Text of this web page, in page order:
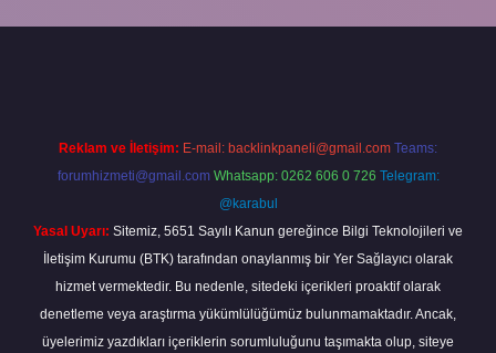
Reklam ve İletişim: E-mail: backlinkpaneli@gmail.com Teams:
forumhizmeti@gmail.com Whatsapp: 0262 606 0 726 Telegram:
@karabul
Yasal Uyarı: Sitemiz, 5651 Sayılı Kanun gereğince Bilgi Teknolojileri ve
İletişim Kurumu (BTK) tarafından onaylanmış bir Yer Sağlayıcı olarak
hizmet vermektedir. Bu nedenle, sitedeki içerikleri proaktif olarak
denetleme veya araştırma yükümlülüğümüz bulunmamaktadır. Ancak,
üyelerimiz yazdıkları içeriklerin sorumluluğunu taşımakta olup, siteye